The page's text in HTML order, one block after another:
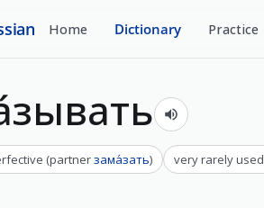
Home Dictionary Practice
(partnerзама́зать) very rarely used